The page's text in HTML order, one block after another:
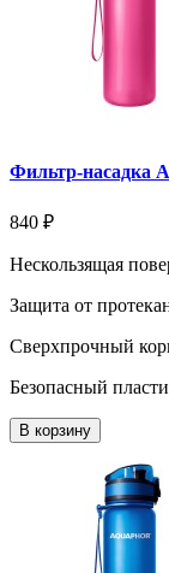
Фильтр-насадка
840 ₽
Нескользящая
Защита от
Сверхпрочный
Безопасный
В корзину